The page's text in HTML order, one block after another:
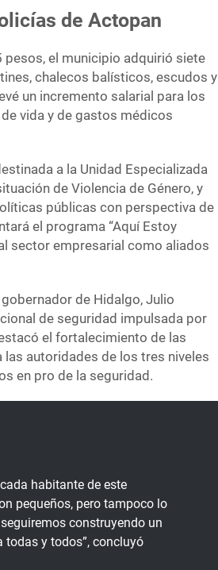
de Actopan
el municipio adquirió siete
chalecos balísticos, escudos y
un incremento salarial para los
vida y de gastos médicos
a la Unidad Especializada
de Violencia de Género, y
públicas con perspectiva de
el programa “Aquí Estoy
sector empresarial como aliados
de Hidalgo, Julio
de seguridad impulsada por
el fortalecimiento de las
las autoridades de los tres niveles
en pro de la seguridad.
habitante de este
pequeños, pero tampoco lo
construyendo un
todas y todos”, concluyó